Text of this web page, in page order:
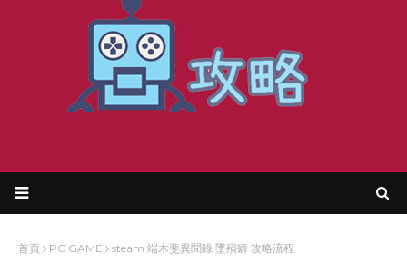
首頁 PC GAME steam 端木斐異聞錄 墜殞癖 攻略流程